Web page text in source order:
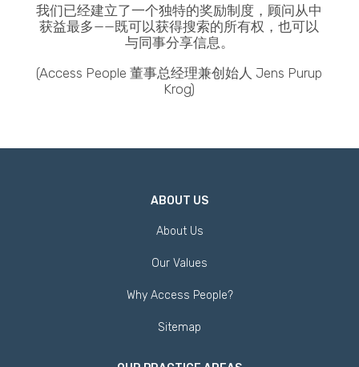
我们已经建立了一个独特的奖励制度，顾问从中
获益最多——既可以获得搜索的所有权，也可以
与同事分享信息。
(Access People 董事总经理兼创始人 Jens Purup
Krog)
ABOUT US
About Us
Our Values
Why Access People?
Sitemap